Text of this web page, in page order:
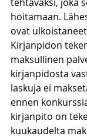
hoitamaan.
ovat
Kirjanpidon
maksullinen
kirjanpidosta
laskuja ei
ennen
kirjanpito on
kuukaudelta